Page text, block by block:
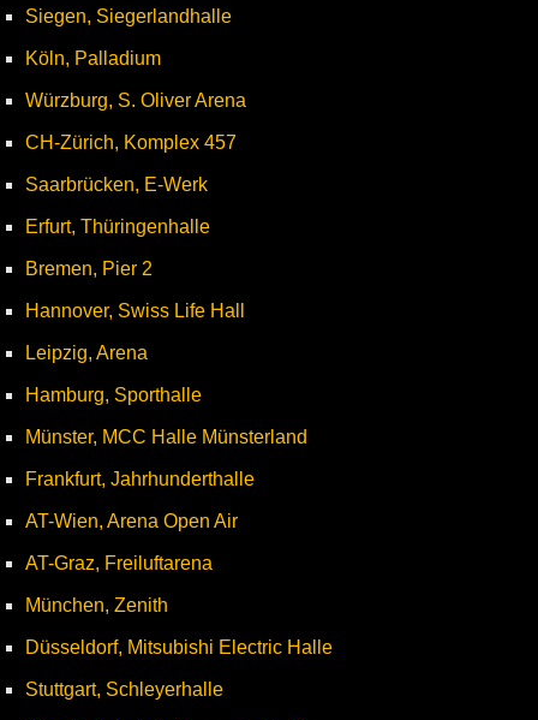
Siegen, Siegerlandhalle
Köln, Palladium
Würzburg, S. Oliver Arena
CH-Zürich, Komplex 457
Saarbrücken, E-Werk
Erfurt, Thüringenhalle
Bremen, Pier 2
Hannover, Swiss Life Hall
Leipzig, Arena
Hamburg, Sporthalle
Münster, MCC Halle Münsterland
Frankfurt, Jahrhunderthalle
AT-Wien, Arena Open Air
AT-Graz, Freiluftarena
München, Zenith
Düsseldorf, Mitsubishi Electric Halle
Stuttgart, Schleyerhalle